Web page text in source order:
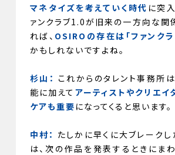
マネタイズを考えていく時代 に突
ァンクラブ1.0が旧来の一方向な関
れば、 OSIROの存在は「ファンク
かもしれないですよね。
杉山： これからのタレント事務所
能に加えて アーティストやクリエイ
ケアも重要 になってくると思います。
中村： たしかに早くに大ブレークし
は、次の作品を発表するときにま